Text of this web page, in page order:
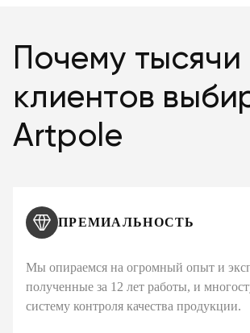
Почему тысячи
клиентов
Artpole
ПРЕМИАЛЬНОСТЬ
Мы опираемся на огромный опыт и
полученные за 12 лет работы, и
систему контроля качества продукции.